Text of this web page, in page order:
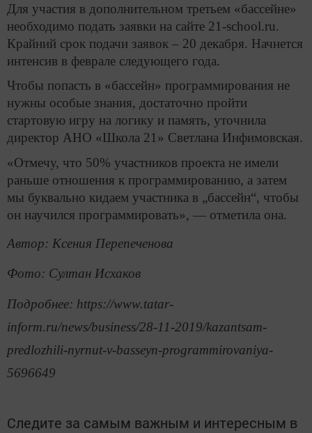
Для участия в дополнительном третьем «бассейне»
необходимо подать заявки на сайте 21-school.ru.
Крайний срок подачи заявок – 20 декабря. Начнется
интенсив в феврале следующего года.
Чтобы попасть в «бассейн» программирования не
нужны особые знания, достаточно пройти
стартовую игру на логику и память, уточнила
директор АНО «Школа 21» Светлана Инфимовская.
«Отмечу, что 50% участников проекта не имели
раньше отношения к программированию, а затем
мы буквально кидаем участника в „бассейн“, чтобы
он научился программировать», — отметила она.
Автор: Kсения Перепеченова
Фото: Султан Исхаков
Подробнее: https://www.tatar-
inform.ru/news/business/28-11-2019/kazantsam-
predlozhili-nyrnut-v-basseyn-programmirovaniya-
5696649
Следите за самым важным и интересным в